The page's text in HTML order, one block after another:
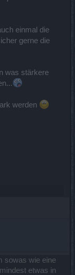
einmal die
gerne die
was stärkere
werden
sowas wie eine
etwas in